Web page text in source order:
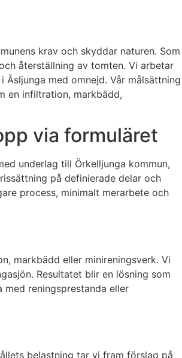
krav och skyddar naturen. Som
återställning av tomten. Vi arbetar
med omnejd. Vår målsättning
en infiltration, markbädd,
via formuläret
underlag till Örkelljunga kommun,
på definierade delar och
process, minimalt merarbete och
markbädd eller minireningsverk. Vi
Resultatet blir en lösning som
reningsprestanda eller
belastning tar vi fram förslag på